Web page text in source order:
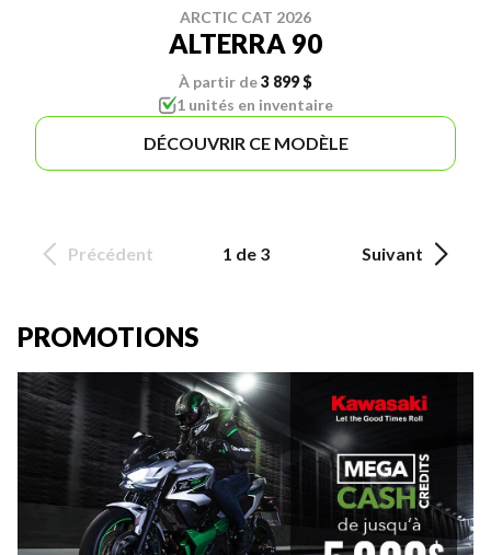
ARCTIC CAT 2026
ALTERRA 90
À partir de3 899 $
1 unités en inventaire
DÉCOUVRIR CE MODÈLE
Précédent 1 de 3 Suivant
PROMOTIONS